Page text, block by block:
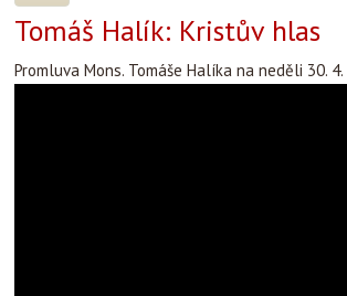
Tomáš Halík: Kristův hlas
Promluva Mons. Tomáše Halíka na neděli 30. 4.